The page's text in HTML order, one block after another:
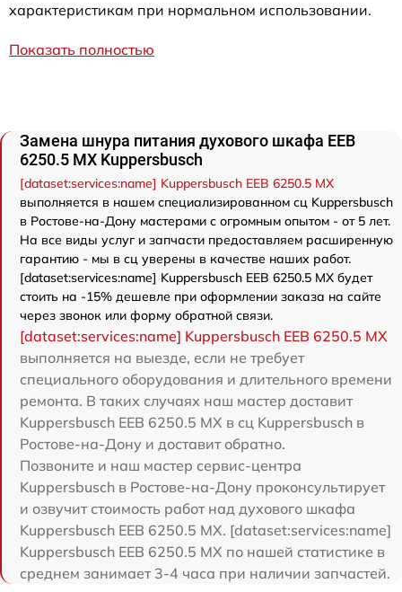
характеристикам при нормальном использовании.
Показать полностью
Замена шнура питания духового шкафа EEB
6250.5 MX Kuppersbusch
[dataset:services:name] Kuppersbusch EEB 6250.5 MX
выполняется в нашем специализированном сц Kuppersbusch
в Ростове-на-Дону мастерами с огромным опытом - от 5 лет.
На все виды услуг и запчасти предоставляем расширенную
гарантию - мы в сц уверены в качестве наших работ.
[dataset:services:name] Kuppersbusch EEB 6250.5 MX будет
стоить на -15% дешевле при оформлении заказа на сайте
через звонок или форму обратной связи.
[dataset:services:name] Kuppersbusch EEB 6250.5 MX
выполняется на выезде, если не требует
специального оборудования и длительного времени
ремонта. В таких случаях наш мастер доставит
Kuppersbusch EEB 6250.5 MX в сц Kuppersbusch в
Ростове-на-Дону и доставит обратно.
Позвоните и наш мастер сервис-центра
Kuppersbusch в Ростове-на-Дону проконсультирует
и озвучит стоимость работ над духового шкафа
Kuppersbusch EEB 6250.5 MX. [dataset:services:name]
Kuppersbusch EEB 6250.5 MX по нашей статистике в
среднем занимает 3-4 часа при наличии запчастей.